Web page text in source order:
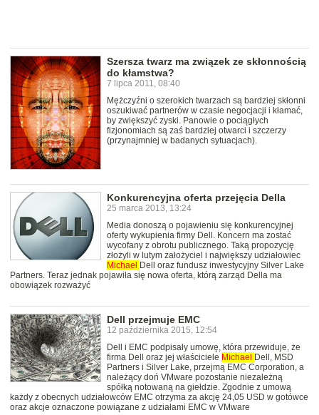
Szersza twarz ma związek ze skłonnością
do kłamstwa?
7 lipca 2011, 08:40
Mężczyźni o szerokich twarzach są bardziej skłonni
oszukiwać partnerów w czasie negocjacji i kłamać,
by zwiększyć zyski. Panowie o pociągłych
fizjonomiach są zaś bardziej otwarci i szczerzy
(przynajmniej w badanych sytuacjach).
Konkurencyjna oferta przejęcia Della
25 marca 2013, 13:24
Media donoszą o pojawieniu się konkurencyjnej
oferty wykupienia firmy Dell. Koncern ma zostać
wycofany z obrotu publicznego. Taką propozycję
złożyli w lutym założyciel i największy udziałowiec
Michael
Dell oraz fundusz inwestycyjny Silver Lake
Partners. Teraz jednak pojawiła się nowa oferta, którą zarząd Della ma
obowiązek rozważyć
Dell przejmuje EMC
12 października 2015, 12:54
Dell i EMC podpisały umowę, która przewiduje, że
firma Dell oraz jej właściciele Michael
Dell, MSD
Partners i Silver Lake, przejmą EMC Corporation, a
należący doń VMware pozostanie niezależną
spółką notowaną na giełdzie. Zgodnie z umową
każdy z obecnych udziałowców EMC otrzyma za akcję 24,05 USD w gotówce
oraz akcje oznaczone powiązane z udziałami EMC w VMware